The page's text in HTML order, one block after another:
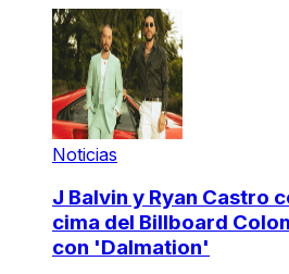
Noticias
J Balvin y Ryan Castro
cima del Billboard
con 'Dalmation'